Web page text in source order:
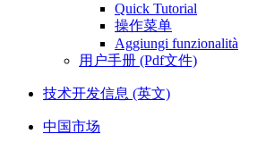
Quick Tutorial
操作菜单
Aggiungi funzionalità
用户手册 (Pdf文件)
技术开发信息 (英文)
中国市场